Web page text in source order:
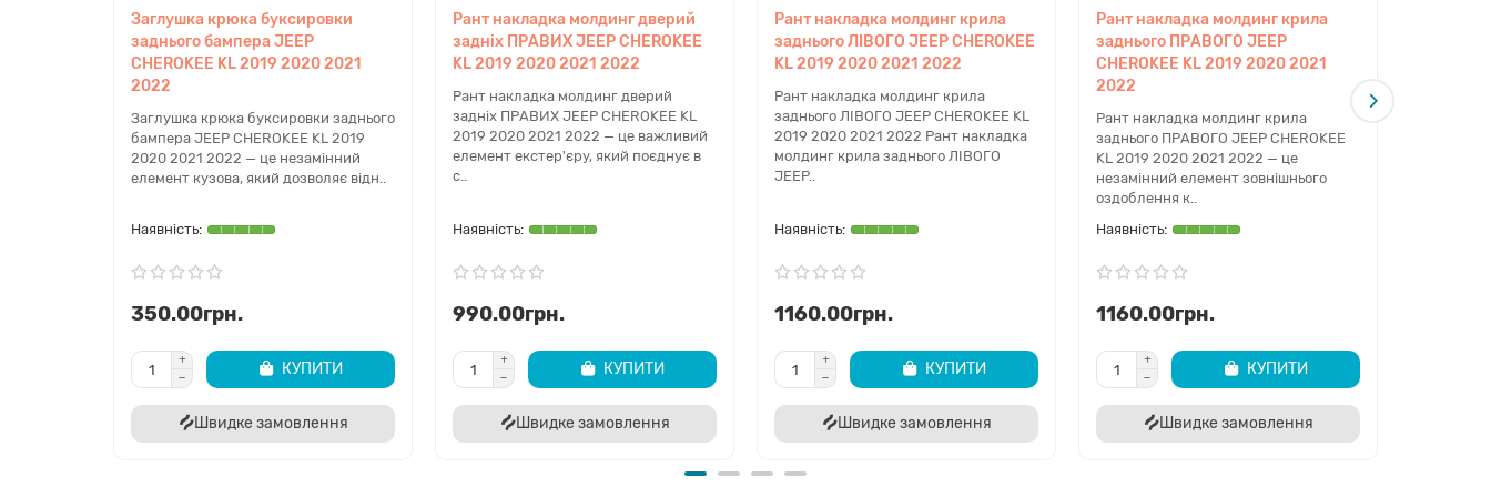
Заглушка крюка буксировки
заднього бампера JEEP
CHEROKEE KL 2019 2020 2021
2022
Заглушка крюка буксировки заднього
бампера JEEP CHEROKEE KL 2019
2020 2021 2022 — це незамінний
елемент кузова, який дозволяє відн..
350.00грн.
КУПИТИ
Швидке замовлення
Рант накладка молдинг дверий
задніх ПРАВИХ JEEP CHEROKEE
KL 2019 2020 2021 2022
Рант накладка молдинг дверий
задніх ПРАВИХ JEEP CHEROKEE KL
2019 2020 2021 2022 — це важливий
елемент екстер'єру, який поєднує в
с..
990.00грн.
КУПИТИ
Швидке замовлення
Рант накладка молдинг крила
заднього ЛІВОГО JEEP CHEROKEE
KL 2019 2020 2021 2022
Рант накладка молдинг крила
заднього ЛІВОГО JEEP CHEROKEE KL
2019 2020 2021 2022 Рант накладка
молдинг крила заднього ЛІВОГО
JEEP..
1160.00грн.
КУПИТИ
Швидке замовлення
Рант накладка молдинг крила
заднього ПРАВОГО JEEP
CHEROKEE KL 2019 2020 2021
2022
Рант накладка молдинг крила
заднього ПРАВОГО JEEP CHEROKEE
KL 2019 2020 2021 2022 — це
незамінний елемент зовнішнього
оздоблення к..
1160.00грн.
КУПИТИ
Швидке замовлення